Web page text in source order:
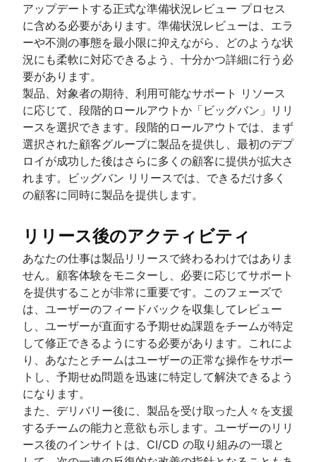
アップデートする正式な準備状況レビュー プロセス
に含める必要があります。準備状況レビューは、エラ
ーや不測の事態を最小限に抑えながら、どのような状
況にも柔軟に対応できるよう、十分かつ詳細に行う必
要があります。
製品、対象者の期待、利用可能なサポート リソース
に応じて、段階的ロールアウトか「ビッグバン」リリ
ースを選択できます。段階的ロールアウトでは、まず
選択された顧客グループに製品を提供し、最初のデプ
ロイが成功した後はさらに多くの顧客に提供が拡大さ
れます。ビッグバン リリースでは、できるだけ多く
の顧客に同時に製品を提供します。
リリース後のアクティビティ
あなたの仕事は製品リリースで終わるわけではありま
せん。顧客体験をモニターし、必要に応じてサポート
を提供することが非常に重要です。このフェーズで
は、ユーザーのフィードバックを収集してレビュー
し、ユーザーが直面する予期せぬ課題をチームが特定
して修正できるようにする必要があります。これによ
り、あなたとチームはユーザーの正常な操作をサポー
トし、予期せぬ問題を迅速に特定して解決できるよう
になります。
また、デリバリー後に、製品を受け取った人々を支援
するチームの能力と意欲も示します。ユーザーのリリ
ース後のインサイトは、CI/CD の取り組みの一環と